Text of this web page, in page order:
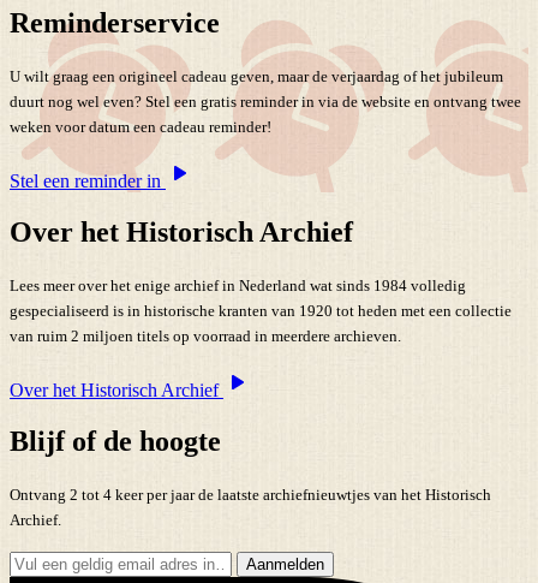
Reminderservice
U wilt graag een origineel cadeau geven, maar de verjaardag of het jubileum
duurt nog wel even? Stel een gratis reminder in via de website en ontvang twee
weken voor datum een cadeau reminder!
Stel een reminder in
Over het Historisch Archief
Lees meer over het enige archief in Nederland wat sinds 1984 volledig
gespecialiseerd is in historische kranten van 1920 tot heden met een collectie
van ruim 2 miljoen titels op voorraad in meerdere archieven.
Over het Historisch Archief
Blijf of de hoogte
Ontvang 2 tot 4 keer per jaar de laatste archiefnieuwtjes van het Historisch
Archief.
Aanmelden